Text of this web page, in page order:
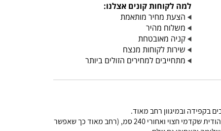
למה לקוחות קונים אצלנו:
הצעת מחיר מותאמת
משלוח מהיר
קניה מאובטחת
שירות לקוחות מנצח
מתחייבים למחירים הזולים ביותר
בקפידה ובמיגוון רחב מאוד.
המיוחד בקטלוג הנוכחי שלכול דגם ארבע אפשרויות שונות להפרדה יהודית. הפרדה יהודית שחזית מיטה חצויה ואחורי שלם,הפרדה יהודית שקדמי חצוי ואחורי 240 סמ, (רחב מאוד כך שאפשר